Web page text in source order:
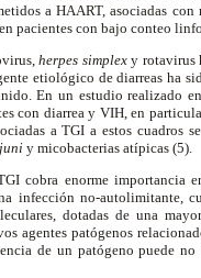
a HAART, asociadas
pacientes con bajo conteo
herpes simplexy rotavirus
etiológico de diarreas ha
En un estudio realizado
con diarrea y VIH, en
a TGI a estos cuadros
y micobacterias atípicas (5).
cobra enorme importancia
infección no-autolimitante,
dotadas de una
agentes patógenos
de un patógeno puede